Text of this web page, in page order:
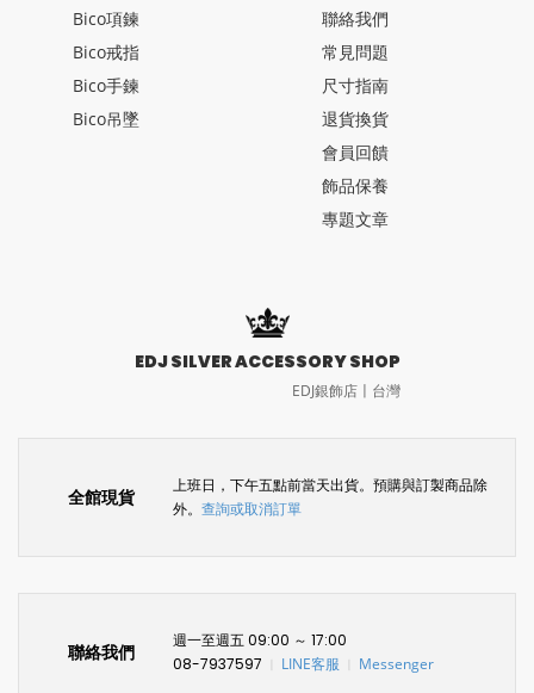
Bico項鍊
Bico戒指
Bico手鍊
Bico吊墜
聯絡我們
常見問題
尺寸指南
退貨換貨
會員回饋
飾品保養
專題文章
EDJ SILVER ACCESSORY SHOP
EDJ銀飾店〡台灣
全館現貨
上班日，下午五點前當天出貨。預購與訂製商品除
外。 查詢或取消訂單
聯絡我們
週一至週五 09:00 ～ 17:00
08-7937597
LINE客服 Messenger